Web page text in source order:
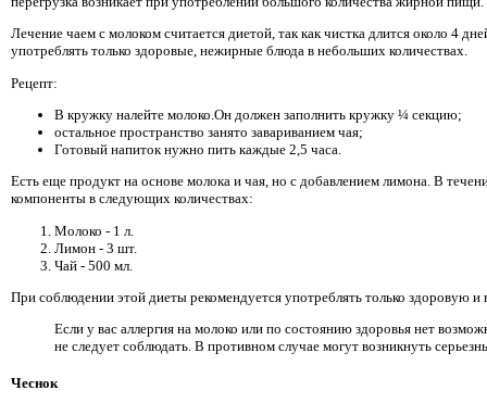
Лечение чаем с молоком считается диетой, так как чистка длится около 4
употреблять только здоровые, нежирные блюда в небольших количествах.
Рецепт:
В кружку налейте молоко.Он должен заполнить кружку ¼ секцию;
остальное пространство занято завариванием чая;
Готовый напиток нужно пить каждые 2,5 часа.
Есть еще продукт на основе молока и чая, но с добавлением лимона. В
компоненты в следующих количествах:
Молоко - 1 л.
Лимон - 3 шт.
Чай - 500 мл.
При соблюдении этой диеты рекомендуется употреблять только здоровую и
Если у вас аллергия на молоко или по состоянию здоровья нет
не следует соблюдать. В противном случае могут возникнуть
Чеснок